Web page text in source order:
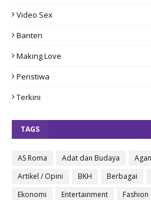
Video Sex
Banten
Making Love
Peristiwa
Terkini
TAGS
AS Roma Adat dan Budaya
Artikel / Opini
BKH Berbagai
Ekonomi
Entertainment Fashion